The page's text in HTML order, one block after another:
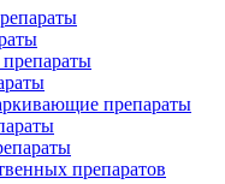
препараты
препаратов